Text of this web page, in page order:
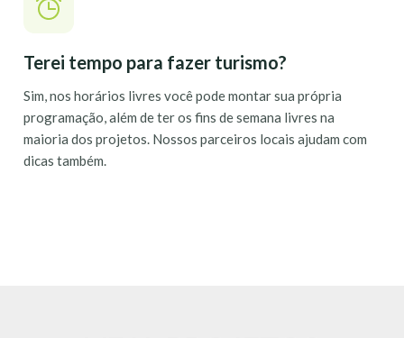
Terei tempo para fazer turismo?
Sim, nos horários livres você pode montar sua própria
programação, além de ter os fins de semana livres na
maioria dos projetos. Nossos parceiros locais ajudam com
dicas também.